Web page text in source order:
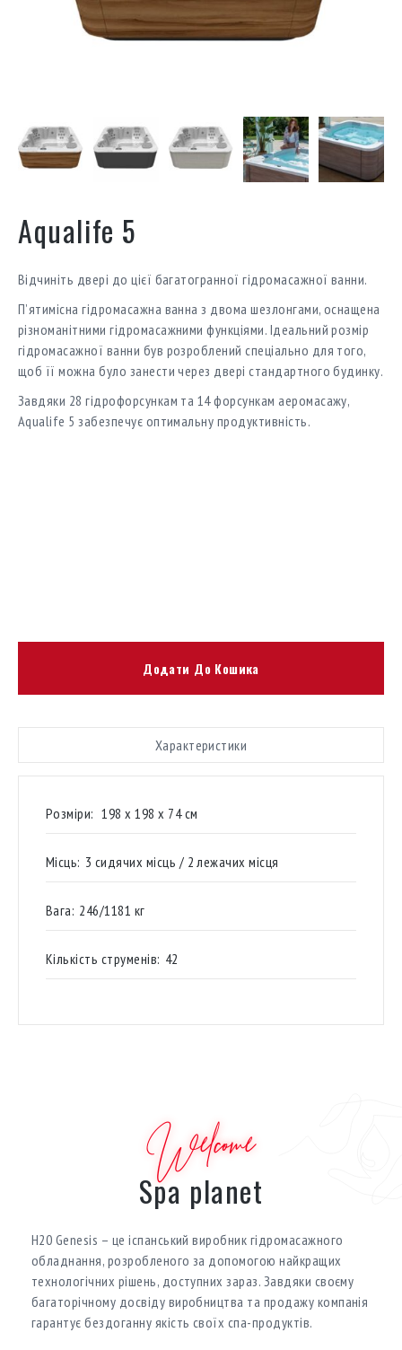
Aqualife 5
Відчиніть двері до цієї багатогранної гідромасажної ванни.
П’ятимісна гідромасажна ванна з двома шезлонгами, оснащена
різноманітними гідромасажними функціями. Ідеальний розмір
гідромасажної ванни був розроблений спеціально для того,
щоб її можна було занести через двері стандартного будинку.
Завдяки 28 гідрофорсункам та 14 форсункам аеромасажу,
Aqualife 5 забезпечує оптимальну продуктивність.
Додати До Кошика
Характеристики
Розміри: 198 х 198 х 74 см
Місць: 3 сидячих місць / 2 лежачих місця
Вага: 246/1181 кг
Кількість струменів: 42
Welcome
Spa planet
H20 Genesis – це іспанський виробник гідромасажного
обладнання, розробленого за допомогою найкращих
технологічних рішень, доступних зараз. Завдяки своєму
багаторічному досвіду виробництва та продажу компанія
гарантує бездоганну якість своїх спа-продуктів.